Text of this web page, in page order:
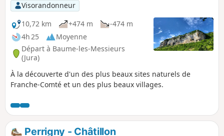
Visorandonneur
10,72 km
+474 m
-474 m
4h 25
Moyenne
Départ à Baume-les-Messieurs
(Jura)
À la découverte d'un des plus beaux sites naturels de
Franche-Comté et un des plus beaux villages.
Perrigny - Châtillon